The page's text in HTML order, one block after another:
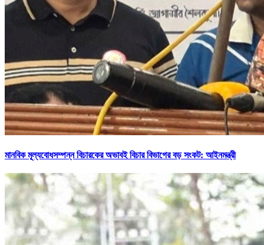
মানবিক মূল্যবোধসম্পন্ন বিচারকের অভাবই বিচার বিভাগের বড় সংকট: আইনমন্ত্রী